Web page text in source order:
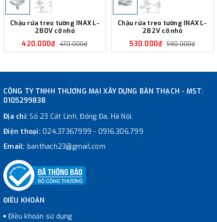
Chậu rửa treo tường INAX L-
280V cỡ nhỏ
420.000₫ 470.000₫
Chậu rửa treo tường INAX L-
282V cỡ nhỏ
530.000₫ 590.000₫
CÔNG TY TNHH THƯƠNG MẠI XÂY DỰNG BÀN THẠCH - MST:
0105299838
Địa chỉ:Số 23 Cát Linh, Đống Đa, Hà Nội.
Điện thoại: 024.37367999 - 0916.306.799
Email: banthach23@gmail.com
ĐIỀU KHOẢN
Điều khoản sử dụng